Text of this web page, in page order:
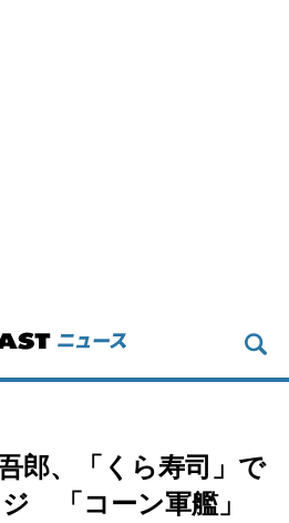
郎、「くら寿司」で
「コーン軍艦」